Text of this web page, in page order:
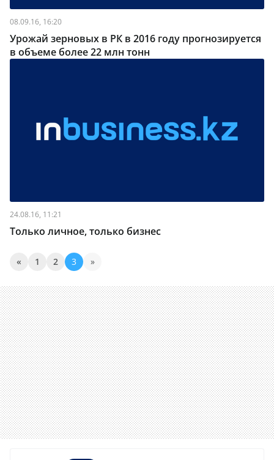
08.09.16, 16:20
Урожай зерновых в РК в 2016 году прогнозируется
в объеме более 22 млн тонн
24.08.16, 11:21
Только личное, только бизнес
« 1 2 3 »